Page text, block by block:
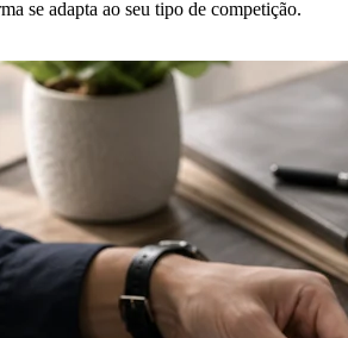
se adapta ao seu tipo de competição.